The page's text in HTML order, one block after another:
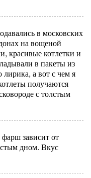
в московских
на вощеной
красивые котлетки и
в пакеты из
а вот с чем я
получаются
с толстым
зависит от
дном. Вкус